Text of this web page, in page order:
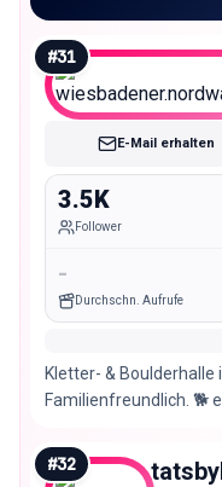
#31
Nano
E-Mail erhalten
3.5K
Follower
-
Durchschn. Aufrufe
Kletter- & Boulderhalle
Familienfreundlich. 🐕
#32